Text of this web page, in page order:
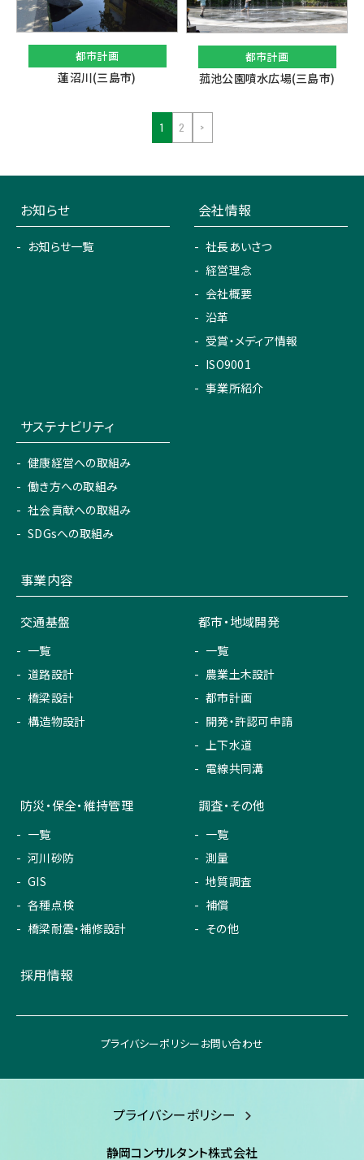
都市計画
蓮沼川(三島市)
都市計画
菰池公園噴水広場(三島市)
1 2 >
お知らせ
お知らせ一覧
会社情報
社長あいさつ
経営理念
会社概要
沿革
受賞・メディア情報
ISO9001
事業所紹介
サステナビリティ
健康経営への取組み
働き方への取組み
社会貢献への取組み
SDGsへの取組み
事業内容
交通基盤
一覧
道路設計
橋梁設計
構造物設計
都市・地域開発
一覧
農業土木設計
都市計画
開発・許認可申請
上下水道
電線共同溝
防災・保全・維持管理
一覧
河川砂防
GIS
各種点検
橋梁耐震・補修設計
調査・その他
一覧
測量
地質調査
補償
その他
採用情報
プライバシーポリシーお問い合わせ
プライバシーポリシー
静岡コンサルタント株式会社